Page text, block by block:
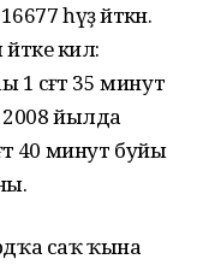
һүҙ әйткән.
килә:
сәғәт 35 минут
2008 йылда
40 минут буйы
саҡ ҡына